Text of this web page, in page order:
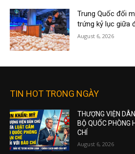
Trung Quốc đối
trứng kỷ lục giữa
August 6, 2026
TIN HOT TRONG NGÀY
THƯỢNG VIỆN
BỘ QUỐC PHÒNG
CHÍ
August 6, 2026